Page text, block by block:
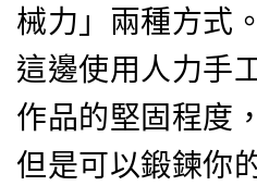
械力」兩種方式。
這邊使用人力手
作品的堅固程度，
但是可以鍛鍊你